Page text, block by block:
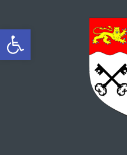
Ouvrir la barre d’outils